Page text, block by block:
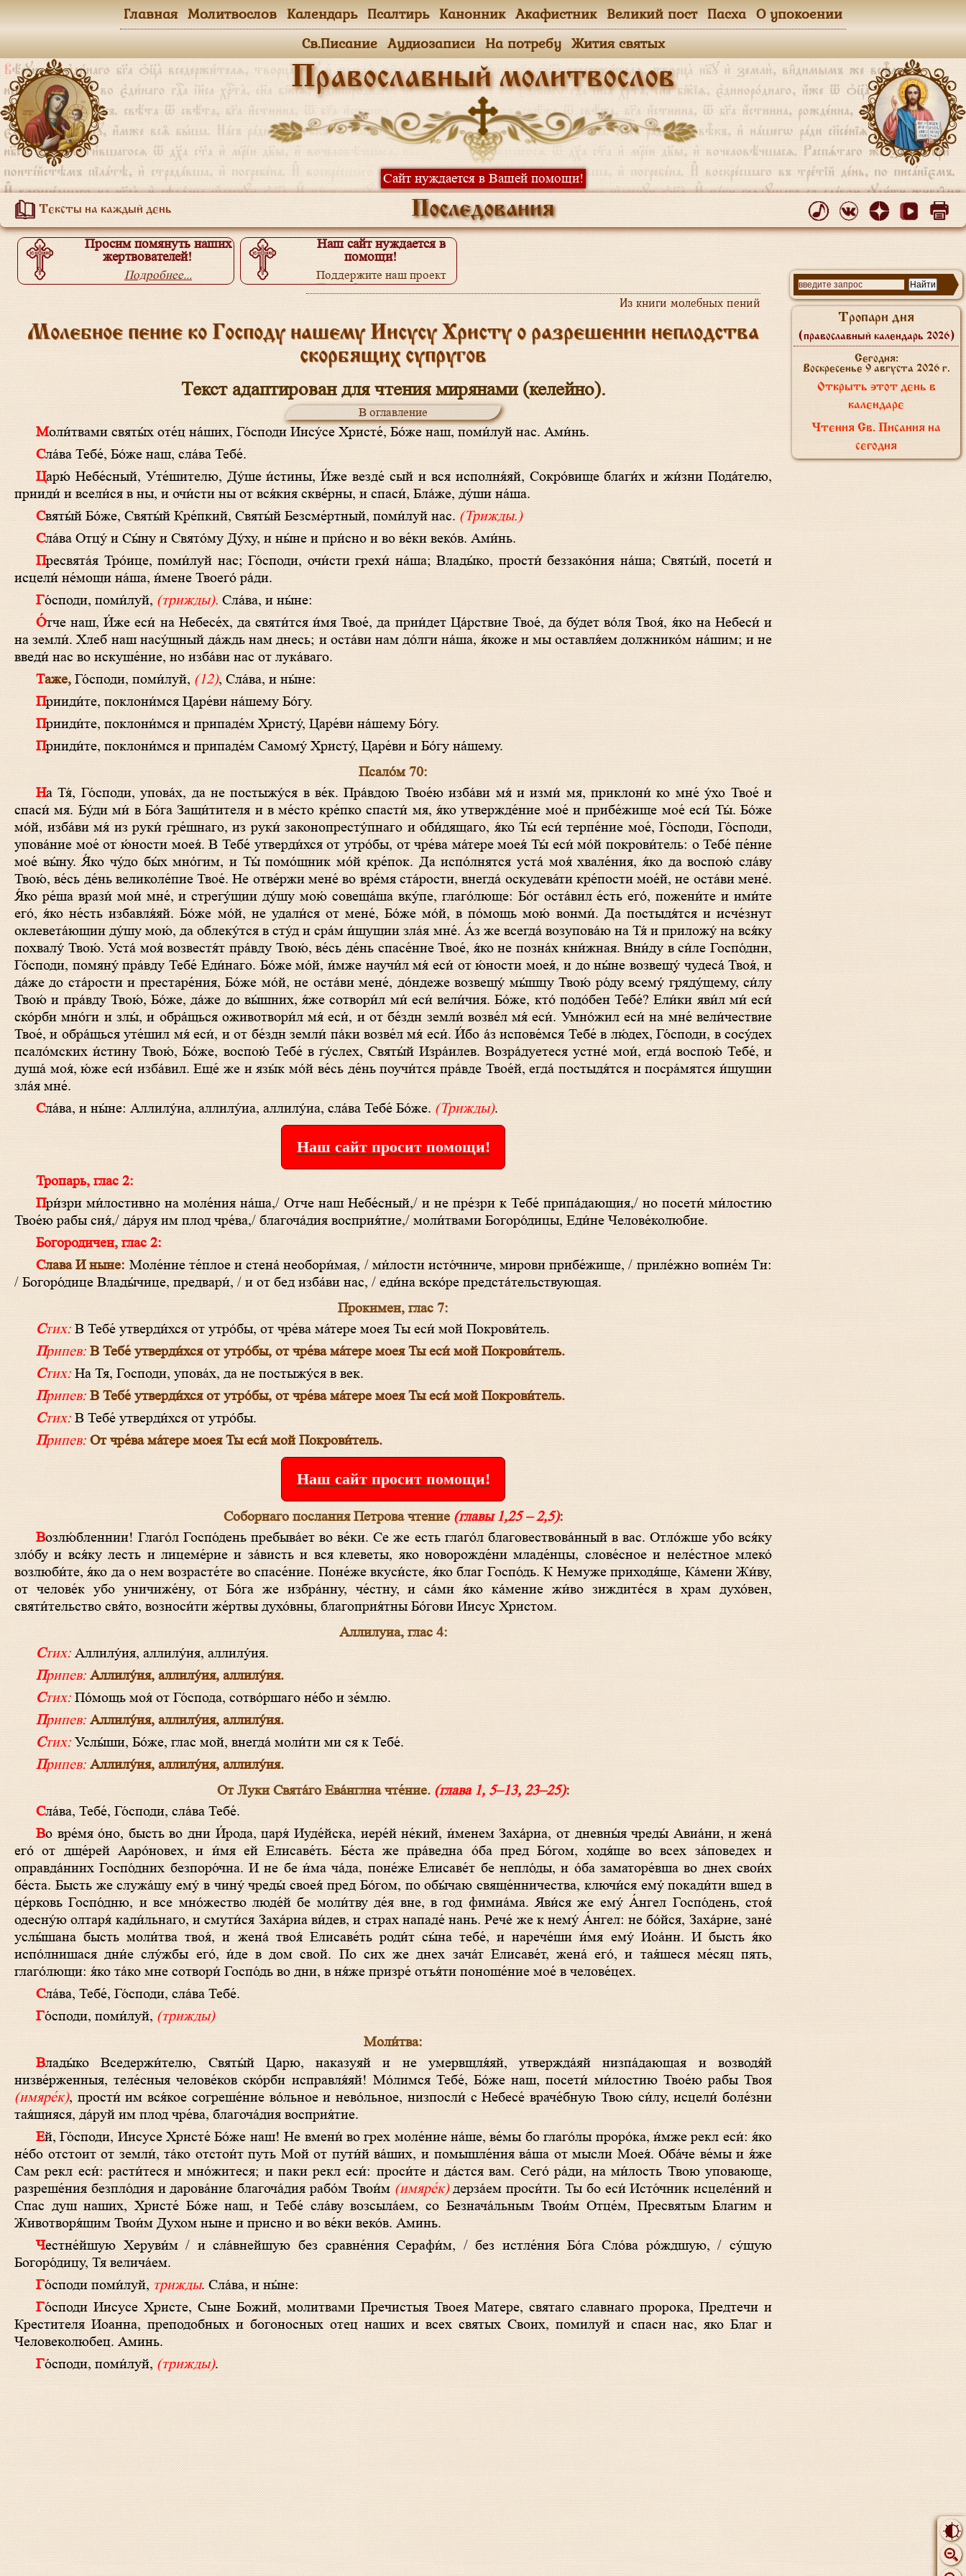
Православный молитвослов
Сайт нуждается в Вашей помощи!
Тексты на каждый день Последования
Главная Молитвослов Календарь Псалтирь Канонник Акафистник Великий пост Пасха О упокоении
Св.Писание Аудиозаписи На потребу Жития святых
Просим помянуть наших
жертвователей!
Подробнее...
Наш сайт нуждается в
помощи!
Поддержите наш проект
Подробнее...
Из книги молебных пений
Молебное пение ко Господу нашему Иисусу Христу о разрешении неплодства
скорбящих супругов
Текст адаптирован для чтения мирянами (келейно).
В оглавление
Моли́твами святы́х оте́ц на́ших, Го́споди Иису́се Христе́, Бо́же наш, поми́луй нас. Ами́нь.
Сла́ва Тебе́, Бо́же наш, сла́ва Тебе́.
Царю́ Небе́сный, Уте́шителю, Ду́ше и́стины, И́же везде́ сый и вся исполня́яй, Сокро́вище благи́х и жи́зни Пода́телю,
прииди́ и всели́ся в ны, и очи́сти ны от вся́кия скве́рны, и спаси́, Бла́же, ду́ши на́ша.
Святы́й Бо́же, Святы́й Кре́пкий, Святы́й Безсме́ртный, поми́луй нас.(Трижды.)
Сла́ва Отцу́ и Сы́ну и Свято́му Ду́ху, и ны́не и при́сно и во ве́ки веко́в. Ами́нь.
Пресвята́я Тро́ице, поми́луй нас; Го́споди, очи́сти грехи́ на́ша; Влады́ко, прости́ беззако́ния на́ша; Святы́й, посети́ и
исцели́ не́мощи на́ша, и́мене Твоего́ ра́ди.
Го́споди, поми́луй,(трижды).Сла́ва, и ны́не:
О́тче наш, И́же еси́ на Небесе́х, да святи́тся и́мя Твое́, да прии́дет Ца́рствие Твое́, да бу́дет во́ля Твоя́, я́ко на Небеси́ и
на земли́. Хлеб наш насу́щный да́ждь нам днесь; и оста́ви нам до́лги на́ша, я́коже и мы оставля́ем должнико́м на́шим; и не
введи́ нас во искуше́ние, но изба́ви нас от лука́ваго.
Таже,Го́споди, поми́луй,(12), Сла́ва, и ны́не:
Прииди́те, поклони́мся Царе́ви на́шему Бо́гу.
Прииди́те, поклони́мся и припаде́м Христу́, Царе́ви на́шему Бо́гу.
Прииди́те, поклони́мся и припаде́м Самому́ Христу́, Царе́ви и Бо́гу на́шему.
Псало́м 70:
На Тя́, Го́споди, упова́х, да не постыжу́ся в ве́к. Пра́вдою Твое́ю изба́ви мя́ и изми́ мя, приклони́ ко мне́ у́хо Твое́ и
спаси́ мя. Бу́ди ми́ в Бо́га Защи́тителя и в ме́сто кре́пко спасти́ мя, я́ко утвержде́ние мое́ и прибе́жище мое́ еси́ Ты́. Бо́же
мо́й, изба́ви мя́ из руки́ гре́шнаго, из руки́ законопресту́пнаго и оби́дящаго, я́ко Ты́ еси́ терпе́ние мое́, Го́споди, Го́споди,
упова́ние мое́ от ю́ности моея́. В Тебе́ утверди́хся от утро́бы, от чре́ва ма́тере моея́ Ты́ еси́ мо́й покрови́тель: о Тебе́ пе́ние
мое́ вы́ну. Я́ко чу́до бы́х мно́гим, и Ты́ помо́щник мо́й кре́пок. Да испо́лнятся уста́ моя́ хвале́ния, я́ко да воспою́ сла́ву
Твою́, ве́сь де́нь великоле́пие Твое́. Не отве́ржи мене́ во вре́мя ста́рости, внегда́ оскудева́ти кре́пости мое́й, не оста́ви мене́.
Я́ко ре́ша врази́ мои́ мне́, и стрегу́щии ду́шу мою́ совеща́ша вку́пе, глаго́люще: Бо́г оста́вил е́сть его́, пожени́те и ими́те
его́, я́ко не́сть избавля́яй. Бо́же мо́й, не удали́ся от мене́, Бо́же мо́й, в по́мощь мою́ вонми́. Да постыдя́тся и исче́знут
оклевета́ющии ду́шу мою́, да облеку́тся в сту́д и сра́м и́щущии зла́я мне́. А́з же всегда́ возупова́ю на Тя́ и приложу́ на вся́ку
похвалу́ Твою́. Уста́ моя́ возвестя́т пра́вду Твою́, ве́сь де́нь спасе́ние Твое́, я́ко не позна́х кни́жная. Вни́ду в си́ле Госпо́дни,
Го́споди, помяну́ пра́вду Тебе́ Еди́наго. Бо́же мо́й, и́мже научи́л мя́ еси́ от ю́ности моея́, и до ны́не возвещу́ чудеса́ Твоя́, и
да́же до ста́рости и престаре́ния, Бо́же мо́й, не оста́ви мене́, до́ндеже возвещу́ мы́шцу Твою́ ро́ду всему́ гряду́щему, си́лу
Твою́ и пра́вду Твою́, Бо́же, да́же до вы́шних, я́же сотвори́л ми́ еси́ вели́чия. Бо́же, кто́ подо́бен Тебе́? Ели́ки яви́л ми́ еси́
ско́рби мно́ги и злы́, и обра́щься оживотвори́л мя́ еси́, и от бе́здн земли́ возве́л мя́ еси́. Умно́жил еси́ на мне́ вели́чествие
Твое́, и обра́щься уте́шил мя́ еси́, и от бе́здн земли́ па́ки возве́л мя́ еси́. И́бо а́з испове́мся Тебе́ в лю́дех, Го́споди, в сосу́дех
псало́мских и́стину Твою́, Бо́же, воспою́ Тебе́ в гу́слех, Святы́й Изра́илев. Возра́дуетеся устне́ мои́, егда́ воспою́ Тебе́, и
душа́ моя́, ю́же еси́ изба́вил. Еще́ же и язы́к мо́й ве́сь де́нь поучи́тся пра́вде Твое́й, егда́ постыдя́тся и посра́мятся и́щущии
зла́я мне́.
Сла́ва, и ны́не: Аллилу́иа, аллилу́иа, аллилу́иа, сла́ва Тебе́ Бо́же.(Трижды).
Наш сайт просит помощи!
Тропарь, глас 2:
При́зри ми́лостивно на моле́ния нáша,/ Отче наш Небе́сный,/ и не пре́зри к Тебе́ припáдающия,/ но посети́ ми́лостию
Твое́ю рабы сия́,/ дáруя им плод чре́ва,/ благочáдия восприя́тие,/ моли́твами Богоро́дицы, Еди́не Челове́колюбие.
Богородичен, глас 2:
Слава И ныне:Моле́ние те́плое и стенá необори́мая, / ми́лости исто́чниче, мирови прибе́жище, / приле́жно вопие́м Ти:
/ Богоро́дице Влады́чице, предвари́, / и от бед избáви нас, / еди́на вско́ре предстáтельствующая.
Прокимен, глас 7:
Стих:В Тебе́ утверди́хся от утро́бы, от чре́ва ма́тере моея Ты еси́ мой Покрови́тель.
Припев:В Тебе́ утверди́хся от утро́бы, от чре́ва ма́тере моея Ты еси́ мой Покрови́тель.
Стих:На Тя, Господи, упова́х, да не постыжу́ся в век.
Припев: В Тебе́ утверди́хся от утро́бы, от чре́ва ма́тере моея Ты еси́ мой Покрови́тель.
Стих:В Тебе́ утверди́хся от утро́бы.
Припев: От чре́ва ма́тере моея Ты еси́ мой Покрови́тель.
Наш сайт просит помощи!
Соборнаго послания Петрова чтение(главы 1,25 – 2,5):
Возлю́бленнии! Глаго́л Госпо́день пребыва́ет во ве́ки. Се же есть глаго́л благовествова́нный в вас. Отло́жше убо вся́ку
зло́бу и вся́ку лесть и лицеме́рие и за́висть и вся клеветы, яко новорожде́ни младе́нцы, слове́сное и неле́стное млеко́
возлюби́те, я́ко да о нем возрасте́те во спасе́ние. Поне́же вкуси́сте, я́ко благ Госпо́дь. К Немуже приходя́ще, Ка́мени Жи́ву,
от челове́к убо уничиже́ну, от Бо́га же избра́нну, че́стну, и са́ми я́ко ка́мение жи́во зиждите́ся в храм духо́вен,
святи́тельство свя́то, возноси́ти же́ртвы духо́вны, благоприя́тны Бо́гови Иисус Христом.
Аллилyиа, глaс 4:
Стих:Аллилу́ия, аллилу́ия, аллилу́ия.
Припев:Аллилу́ия, аллилу́ия, аллилу́ия.
Стих:По́мощь моя́ от Го́спода, сотво́ршаго не́бо и зе́млю.
Припев: Аллилу́ия, аллилу́ия, аллилу́ия.
Стих:Услы́ши, Бо́же, глас мой, внегда́ моли́ти ми ся к Тебе́.
Припев: Аллилу́ия, аллилу́ия, аллилу́ия.
От Луки Свята́го Ева́нглиа чте́ние.(глава 1, 5–13, 23–25):
Сла́ва, Тебе́, Го́споди, сла́ва Тебе́.
Во вре́мя о́но, бысть во дни И́рода, царя́ Иуде́йска, иере́й не́кий, и́менем Заха́риа, от дневны́я чреды́ Авиа́ни, и жена́
его́ от дще́рей Ааро́новех, и и́мя ей Елисаве́ть. Бе́ста же пра́ведна о́ба пред Бо́гом, ходя́ще во всех за́поведех и
оправда́ниих Госпо́дних безпоро́чна. И не бе и́ма ча́да, поне́же Елисаве́т бе непло́ды, и о́ба заматоре́вша во днех свои́х
бе́ста. Бысть же служа́щу ему́ в чину́ чреды́ своея́ пред Бо́гом, по обы́чаю свяще́нничества, ключи́ся ему́ покади́ти вшед в
це́рковь Госпо́дню, и все мно́жество люде́й бе моли́тву де́я вне, в год фимиа́ма. Яви́ся же ему́ А́нгел Госпо́день, стоя́
одесну́ю олтаря́ кади́льнаго, и смути́ся Заха́риа ви́дев, и страх нападе́ нань. Рече́ же к нему́ А́нгел: не бо́йся, Заха́рие, зане́
услы́шана бысть моли́тва твоя́, и жена́ твоя́ Елисаве́ть роди́т сы́на тебе́, и нарече́ши и́мя ему́ Иоа́нн. И бысть я́ко
испо́лнишася дни́е слу́жбы его́, и́де в дом свой. По сих же днех зача́т Eлисаве́т, жена́ его́, и тая́шеся ме́сяц пять,
глаго́лющи: я́ко та́ко мне сотвори́ Госпо́дь во дни, в ня́же призре́ отъя́ти поноше́ние мое́ в челове́цех.
Сла́ва, Тебе́, Го́споди, сла́ва Тебе́.
Го́споди, поми́луй,(трижды)
Моли́тва:
Влады́ко Вседержи́телю, Святы́й Царю, наказуяй и не умервщля́яй, утвержда́яй низпа́дающая и возводя́й
низве́рженныя, теле́сныя челове́ков ско́рби исправля́яй! Мо́лимся Тебе́, Бо́же наш, посети́ ми́лостию Твое́ю рабы Твоя
(имяре́к), прости́ им вся́кое согреше́ние во́льное и нево́льное, низпосли́ с Небесе́ враче́бную Твою си́лу, исцели́ боле́зни
тая́щияся, да́руй им плод чре́ва, благоча́дия восприя́тие.
Ей, Го́споди, Иисусе Христе́ Бо́же наш! Не вмени́ во грех моле́ние на́ше, ве́мы бо глаго́лы проро́ка, и́мже рекл еси́: я́ко
не́бо отстоит от земли́, та́ко отстои́т путь Мой от пути́й ва́ших, и помышле́ния ва́ша от мысли Моея́. Оба́че ве́мы и я́же
Сам рекл еси́: расти́теся и мно́житеся; и паки рекл еси́: проси́те и да́стся вам. Сего́ ра́ди, на ми́лость Твою уповающе,
разреше́ния безпло́дия и дарова́ние благоча́дия рабо́м Твои́м(имяре́к)дерза́ем проси́ти. Ты бо еси́ Исто́чник исцеле́ний и
Спас душ наших, Христе́ Бо́же наш, и Тебе́ сла́ву возсыла́ем, со Безнача́льным Твои́м Отце́м, Пресвятым Благим и
Животворя́щим Твои́м Духом ныне и присно и во ве́ки веко́в. Аминь.
Честне́йшую Херуви́м / и сла́внейшую без сравне́ния Серафи́м, / без истле́ния Бо́га Сло́ва ро́ждшую, / су́щую
Богоро́дицу, Тя велича́ем.
Го́споди поми́луй,трижды. Сла́ва, и ны́не:
Го́споди Иисусе Христе, Сыне Божий, молитвами Пречистыя Твоея Матере, святаго славнаго пророка, Предтечи и
Крестителя Иоанна, преподобных и богоносных отец наших и всех святых Своих, помилуй и спаси нас, яко Благ и
Человеколюбец. Аминь.
Го́споди, поми́луй,(трижды).
Тропари дня
(православный календарь 2026)
Сегодня:
Воскресенье 9 августа 2026 г.
Открыть этот день в
календаре
Чтения Св. Писания на
сегодня